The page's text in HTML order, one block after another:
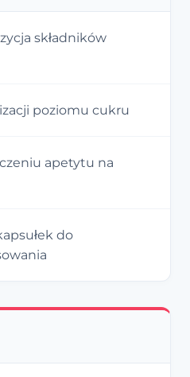
składników
poziomu cukru
apetytu na
do